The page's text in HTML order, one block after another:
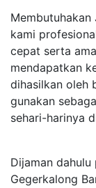
Membutuhakan
kami
cepat serta
mendapatkan
dihasilkan oleh
gunakan
sehari-harinya
Dijaman
Gegerkalong